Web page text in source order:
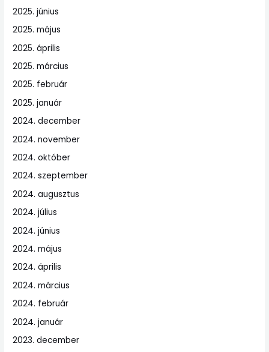
2025. június
2025. május
2025. április
2025. március
2025. február
2025. január
2024. december
2024. november
2024. október
2024. szeptember
2024. augusztus
2024. július
2024. június
2024. május
2024. április
2024. március
2024. február
2024. január
2023. december